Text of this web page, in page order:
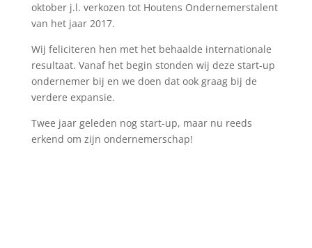
oktober j.l. verkozen tot Houtens Ondernemerstalent
van het jaar 2017.
Wij feliciteren hen met het behaalde internationale
resultaat. Vanaf het begin stonden wij deze start-up
ondernemer bij en we doen dat ook graag bij de
verdere expansie.
Twee jaar geleden nog start-up, maar nu reeds
erkend om zijn ondernemerschap!